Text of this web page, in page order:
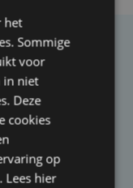
in dit
het
Sommige
voor
in niet
Deze
cookies
op
Lees hier